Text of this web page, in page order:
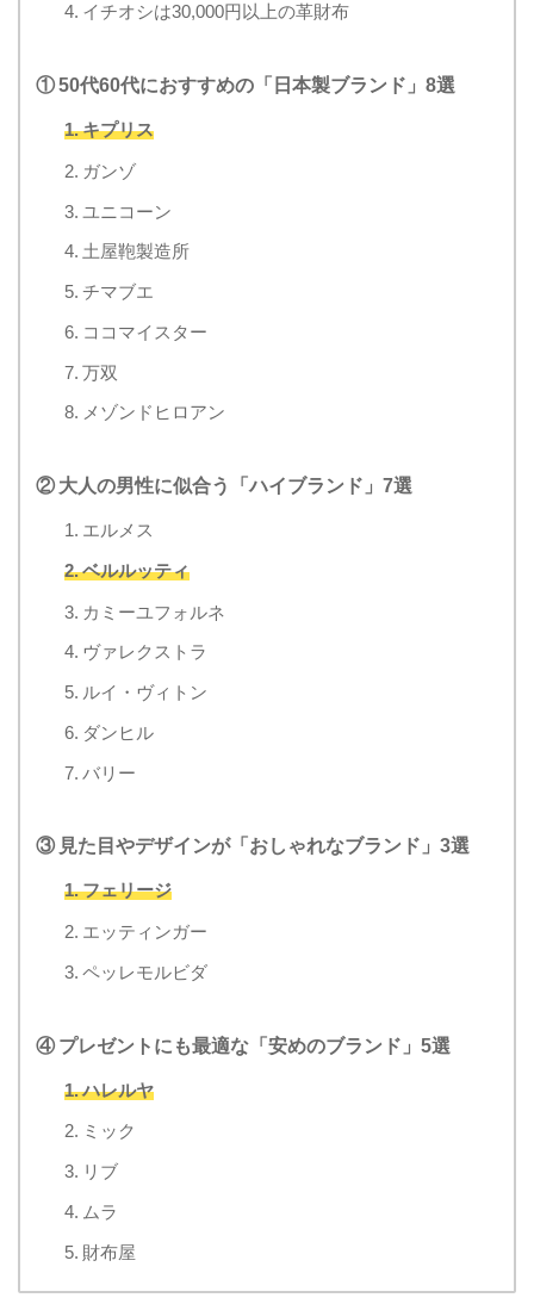
4. イチオシは30,000円以上の革財布
① 50代60代におすすめの「日本製ブランド」8選
1. キプリス
2. ガンゾ
3. ユニコーン
4. 土屋鞄製造所
5. チマブエ
6. ココマイスター
7. 万双
8. メゾンドヒロアン
② 大人の男性に似合う「ハイブランド」7選
1. エルメス
2. ベルルッティ
3. カミーユフォルネ
4. ヴァレクストラ
5. ルイ・ヴィトン
6. ダンヒル
7. バリー
③ 見た目やデザインが「おしゃれなブランド」3選
1. フェリージ
2. エッティンガー
3. ペッレモルビダ
④ プレゼントにも最適な「安めのブランド」5選
1. ハレルヤ
2. ミック
3. リブ
4. ムラ
5. 財布屋